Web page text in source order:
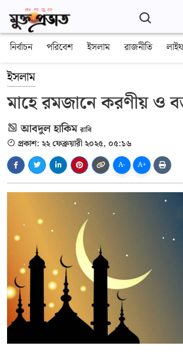
নির্বাচন পরিবেশ ইসলাম রাজনীতি
ইসলাম
মাহে রমজানে করণীয় ও
আবদুল হাকিম রাবি
প্রকাশ: ২২ ফেব্রুয়ারী ২০২৫, ০৫:১৬
A- A+